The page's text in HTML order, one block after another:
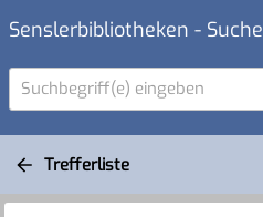
Senslerbibliotheken - Suche
Suchbegriff(e) eingeben
Trefferliste